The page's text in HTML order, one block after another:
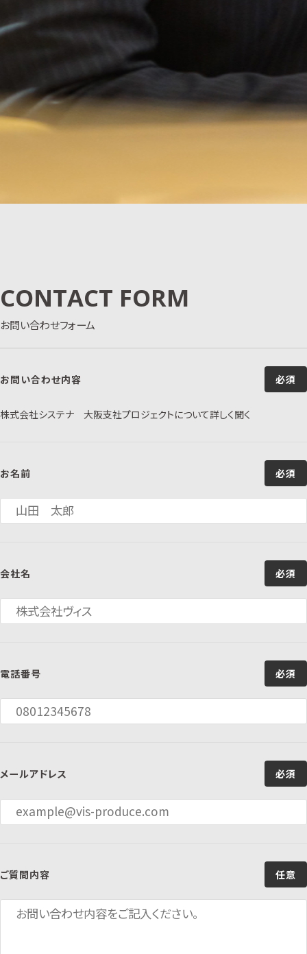
CONTACT FORM
お問い合わせフォーム
お問い合わせ内容 必須
株式会社システナ 大阪支社プロジェクトについて詳しく聞く
お名前 必須
会社名 必須
電話番号 必須
メールアドレス 必須
ご質問内容 任意